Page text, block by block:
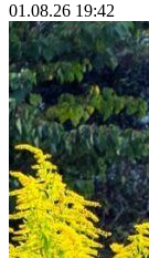
01.08.26 19:42